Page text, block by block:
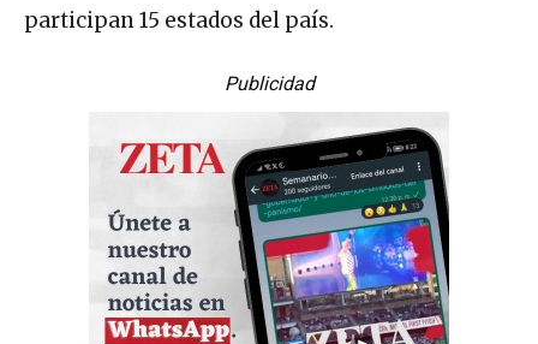
participan 15 estados del país.
Publicidad